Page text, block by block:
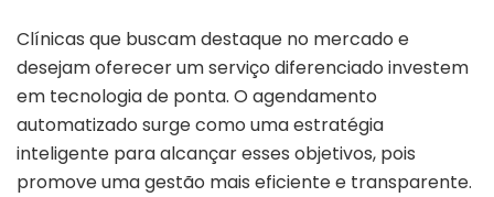
Clínicas que buscam destaque no mercado e
desejam oferecer um serviço diferenciado investem
em tecnologia de ponta. O agendamento
automatizado surge como uma estratégia
inteligente para alcançar esses objetivos, pois
promove uma gestão mais eficiente e transparente.